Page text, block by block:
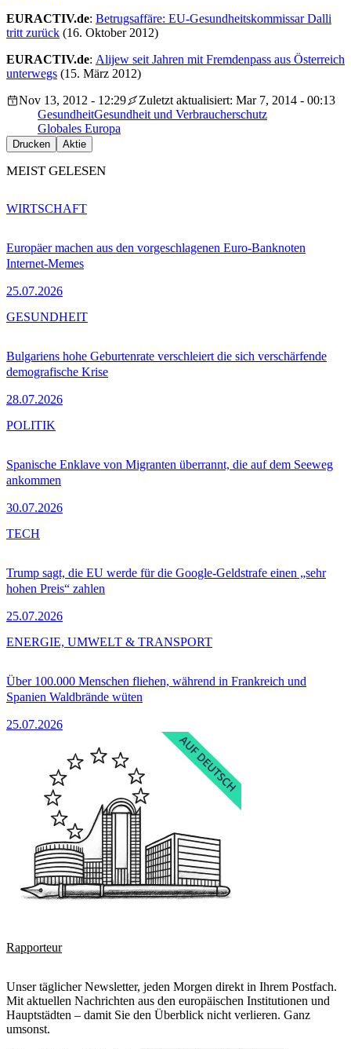
EURACTIV.de: Betrugsaffäre: EU-Gesundheitskommissar Dalli
tritt zurück (16. Oktober 2012)
EURACTIV.de: Alijew seit Jahren mit Fremdenpass aus Österreich
unterwegs (15. März 2012)
Nov 13, 2012 - 12:29
Zuletzt aktualisiert: Mar 7, 2014 - 00:13
GesundheitGesundheit und Verbraucherschutz
Globales Europa
Drucken Aktie
MEIST GELESEN
Europäer machen aus den vorgeschlagenen Euro-Banknoten
Internet-Memes
25.07.2026
WIRTSCHAFT
Bulgariens hohe Geburtenrate verschleiert die sich verschärfende
demografische Krise
28.07.2026
GESUNDHEIT
Spanische Enklave von Migranten überrannt, die auf dem Seeweg
ankommen
30.07.2026
POLITIK
Trump sagt, die EU werde für die Google-Geldstrafe einen „sehr
hohen Preis“ zahlen
25.07.2026
TECH
Über 100.000 Menschen fliehen, während in Frankreich und
Spanien Waldbrände wüten
25.07.2026
ENERGIE, UMWELT & TRANSPORT
Rapporteur
Unser täglicher Newsletter, jeden Morgen direkt in Ihrem Postfach.
Mit aktuellen Nachrichten aus den europäischen Institutionen und
Hauptstädten – damit Sie den Überblick nicht verlieren. Ganz
umsonst.